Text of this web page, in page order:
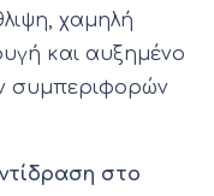
χαμηλή
και αυξημένο
συμπεριφορών
στο